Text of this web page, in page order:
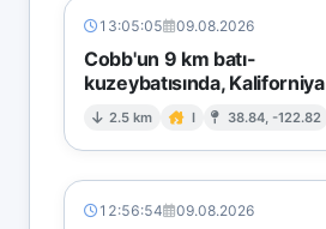
13:05:05 09.08.2026
Cobb'un 9 km batı-
kuzeybatısında, Kaliforniya
2.5 km I 38.84, -122.82
12:56:54 09.08.2026